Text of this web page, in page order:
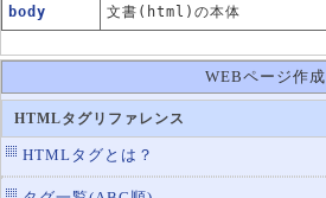
body 文書(html)の本体
WEBページ作成
HTMLタグリファレンス
HTMLタグとは？